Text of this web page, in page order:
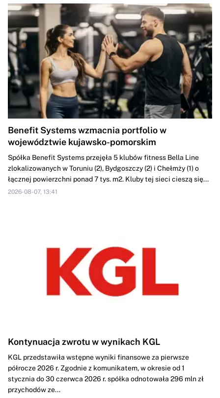
Benefit Systems wzmacnia portfolio w
województwie kujawsko-pomorskim
Spółka Benefit Systems przejęła 5 klubów fitness Bella Line
zlokalizowanych w Toruniu (2), Bydgoszczy (2) i Chełmży (1) o
łącznej powierzchni ponad 7 tys. m2. Kluby tej sieci cieszą się...
2026-08-07, 13:41
Kontynuacja zwrotu w wynikach KGL
KGL przedstawiła wstępne wyniki finansowe za pierwsze
półrocze 2026 r. Zgodnie z komunikatem, w okresie od 1
stycznia do 30 czerwca 2026 r. spółka odnotowała 296 mln zł
przychodów ze...